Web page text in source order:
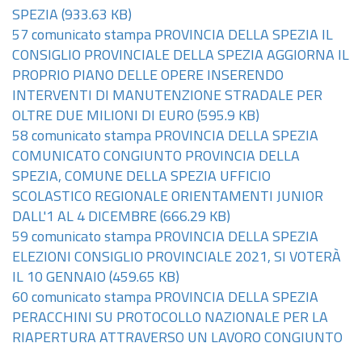
SPEZIA (933.63 KB)
57 comunicato stampa PROVINCIA DELLA SPEZIA IL
CONSIGLIO PROVINCIALE DELLA SPEZIA AGGIORNA IL
PROPRIO PIANO DELLE OPERE INSERENDO
INTERVENTI DI MANUTENZIONE STRADALE PER
OLTRE DUE MILIONI DI EURO (595.9 KB)
58 comunicato stampa PROVINCIA DELLA SPEZIA
COMUNICATO CONGIUNTO PROVINCIA DELLA
SPEZIA, COMUNE DELLA SPEZIA UFFICIO
SCOLASTICO REGIONALE ORIENTAMENTI JUNIOR
DALL'1 AL 4 DICEMBRE (666.29 KB)
59 comunicato stampa PROVINCIA DELLA SPEZIA
ELEZIONI CONSIGLIO PROVINCIALE 2021, SI VOTERÀ
IL 10 GENNAIO (459.65 KB)
60 comunicato stampa PROVINCIA DELLA SPEZIA
PERACCHINI SU PROTOCOLLO NAZIONALE PER LA
RIAPERTURA ATTRAVERSO UN LAVORO CONGIUNTO